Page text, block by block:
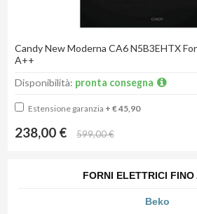
Candy New Moderna CA6 N5B3EHTX
A++
Disponibilità: pronta consegna
Estensione garanzia + € 45,90
238,00 € 599,00 €
FORNI ELETTRICI FINO
Beko